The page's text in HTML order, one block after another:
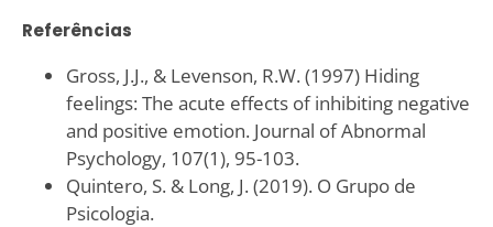
Referências
Gross, J.J., & Levenson, R.W. (1997) Hiding
feelings: The acute effects of inhibiting negative
and positive emotion. Journal of Abnormal
Psychology, 107(1), 95-103.
Quintero, S. & Long, J. (2019). O Grupo de
Psicologia.